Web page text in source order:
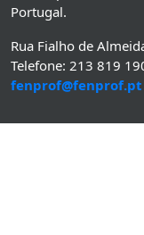
Portugal.
Rua Fialho de
Telefone: 213 819
fenprof@fenprof.pt